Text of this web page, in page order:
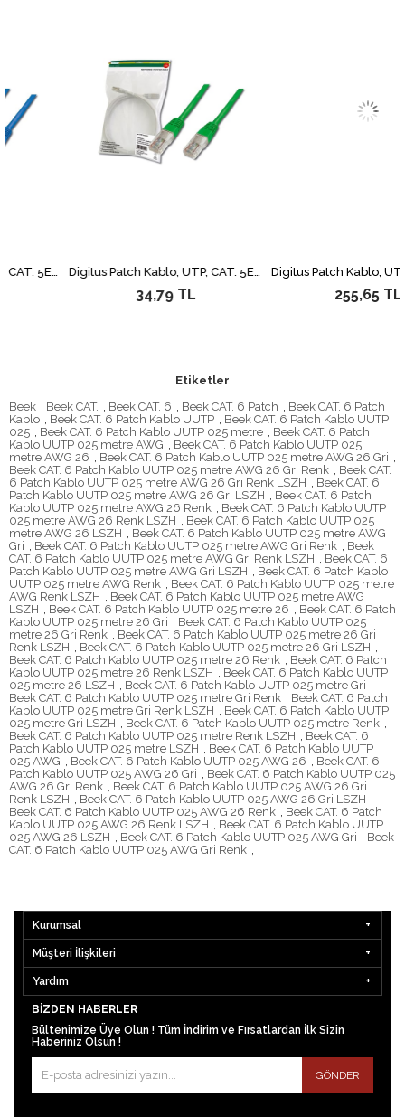
Digitus Patch Kablo, UTP, CAT. 5E, 2 metre, AWG 26/7, Mavi Renk, 3P sertifikalı Digitus Patch Kablo, UTP, CAT. 5E, 0.5 metre, AWG 26/7, Yeşil Renk, 3P sertifikalı
34,79 TL 255,65 TL
Etiketler
Beek
Beek CAT. Beek CAT. 6 Beek CAT. 6 Patch
Beek CAT. 6 Patch
Kablo
Beek CAT. 6 Patch Kablo UUTP
Beek CAT. 6 Patch Kablo UUTP
025
Beek CAT. 6 Patch Kablo UUTP 025 metre
Beek CAT. 6 Patch
Kablo UUTP 025 metre AWG
Beek CAT. 6 Patch Kablo UUTP 025
metre AWG 26
Beek CAT. 6 Patch Kablo UUTP 025 metre AWG 26 Gri
Beek CAT. 6 Patch Kablo UUTP 025 metre AWG 26 Gri Renk
Beek CAT.
6 Patch Kablo UUTP 025 metre AWG 26 Gri Renk LSZH
Beek CAT. 6
Patch Kablo UUTP 025 metre AWG 26 Gri LSZH
Beek CAT. 6 Patch
Kablo UUTP 025 metre AWG 26 Renk
Beek CAT. 6 Patch Kablo UUTP
025 metre AWG 26 Renk LSZH
Beek CAT. 6 Patch Kablo UUTP 025
metre AWG 26 LSZH
Beek CAT. 6 Patch Kablo UUTP 025 metre AWG
Gri
Beek CAT. 6 Patch Kablo UUTP 025 metre AWG Gri Renk
Beek
CAT. 6 Patch Kablo UUTP 025 metre AWG Gri Renk LSZH
Beek CAT. 6
Patch Kablo UUTP 025 metre AWG Gri LSZH
Beek CAT. 6 Patch Kablo
UUTP 025 metre AWG Renk
Beek CAT. 6 Patch Kablo UUTP 025 metre
AWG Renk LSZH
Beek CAT. 6 Patch Kablo UUTP 025 metre AWG
LSZH
Beek CAT. 6 Patch Kablo UUTP 025 metre 26
Beek CAT. 6 Patch
Kablo UUTP 025 metre 26 Gri
Beek CAT. 6 Patch Kablo UUTP 025
metre 26 Gri Renk
Beek CAT. 6 Patch Kablo UUTP 025 metre 26 Gri
Renk LSZH
Beek CAT. 6 Patch Kablo UUTP 025 metre 26 Gri LSZH
Beek CAT. 6 Patch Kablo UUTP 025 metre 26 Renk
Beek CAT. 6 Patch
Kablo UUTP 025 metre 26 Renk LSZH
Beek CAT. 6 Patch Kablo UUTP
025 metre 26 LSZH
Beek CAT. 6 Patch Kablo UUTP 025 metre Gri
Beek CAT. 6 Patch Kablo UUTP 025 metre Gri Renk
Beek CAT. 6 Patch
Kablo UUTP 025 metre Gri Renk LSZH
Beek CAT. 6 Patch Kablo UUTP
025 metre Gri LSZH
Beek CAT. 6 Patch Kablo UUTP 025 metre Renk
Beek CAT. 6 Patch Kablo UUTP 025 metre Renk LSZH
Beek CAT. 6
Patch Kablo UUTP 025 metre LSZH
Beek CAT. 6 Patch Kablo UUTP
025 AWG
Beek CAT. 6 Patch Kablo UUTP 025 AWG 26
Beek CAT. 6
Patch Kablo UUTP 025 AWG 26 Gri
Beek CAT. 6 Patch Kablo UUTP 025
AWG 26 Gri Renk
Beek CAT. 6 Patch Kablo UUTP 025 AWG 26 Gri
Renk LSZH
Beek CAT. 6 Patch Kablo UUTP 025 AWG 26 Gri LSZH
Beek CAT. 6 Patch Kablo UUTP 025 AWG 26 Renk
Beek CAT. 6 Patch
Kablo UUTP 025 AWG 26 Renk LSZH
Beek CAT. 6 Patch Kablo UUTP
025 AWG 26 LSZH
Beek CAT. 6 Patch Kablo UUTP 025 AWG Gri
Beek
CAT. 6 Patch Kablo UUTP 025 AWG Gri Renk
Kurumsal
Müşteri İlişkileri
Yardım
BIZDEN HABERLER
Bültenimize Üye Olun ! Tüm İndirim ve Fırsatlardan İlk Sizin
Haberiniz Olsun !
GÖNDER